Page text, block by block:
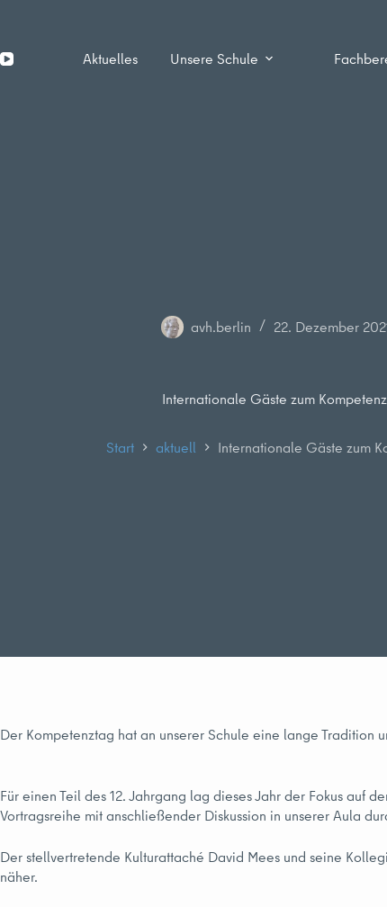
springen
Aktuelles Unsere Schule
avh.berlin 22. Dezember
Internationale Gäste zum
Start aktuell Internationale Gäste zum
Der Kompetenztag hat an unserer Schule eine lange
Für einen Teil des 12. Jahrgang lag dieses Jahr der Fokus auf
Vortragsreihe mit anschließender Diskussion in unserer Aula
Der stellvertretende Kulturattaché David Mees und seine
näher.